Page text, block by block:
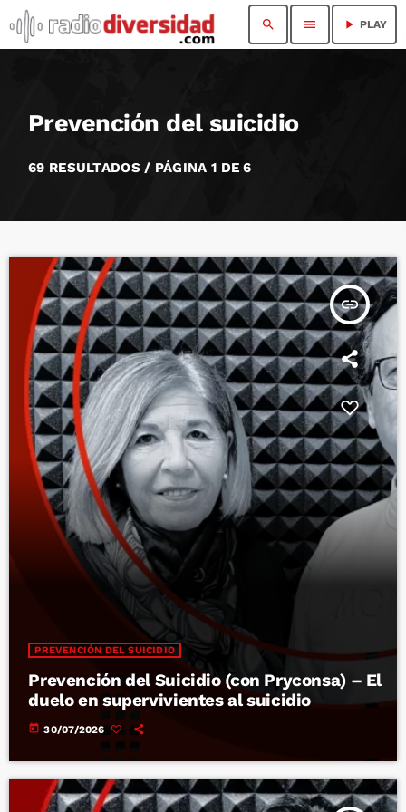
search menu play_arrow PLAY
Prevención del suicidio
69 RESULTADOS / PÁGINA 1 DE 6
insert_link
PREVENCIÓN DEL SUICIDIO
Prevención del Suicidio (con Pryconsa) – El
duelo en supervivientes al suicidio
today 30/07/2026